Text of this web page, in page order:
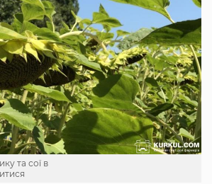
та сої в